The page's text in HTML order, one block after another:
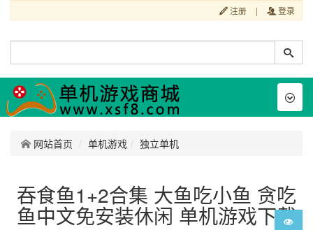
注册 | 登录
网站首页 单机游戏 独立单机
吞食鱼1+2合集 大鱼吃小鱼 贪吃
鱼中文免安装休闲 单机游戏下载